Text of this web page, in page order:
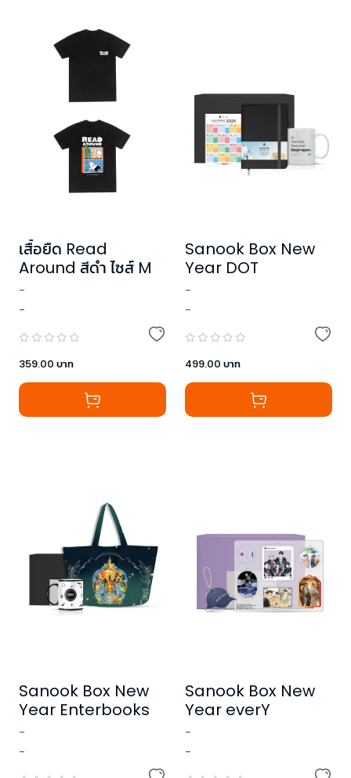
เสื้อยืด Read
Around สีดำ ไซส์ M
-
-
359.00 บาท
Sanook Box New
Year DOT
-
-
499.00 บาท
Sanook Box New
Year Enterbooks
-
-
Sanook Box New
Year everY
-
-